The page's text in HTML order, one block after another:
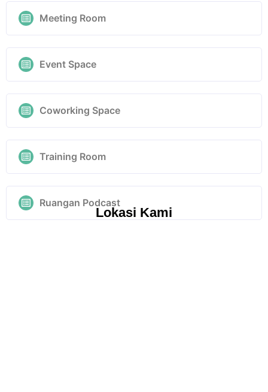
Meeting Room
Event Space
Coworking Space
Training Room
Ruangan Podcast
Lokasi Kami